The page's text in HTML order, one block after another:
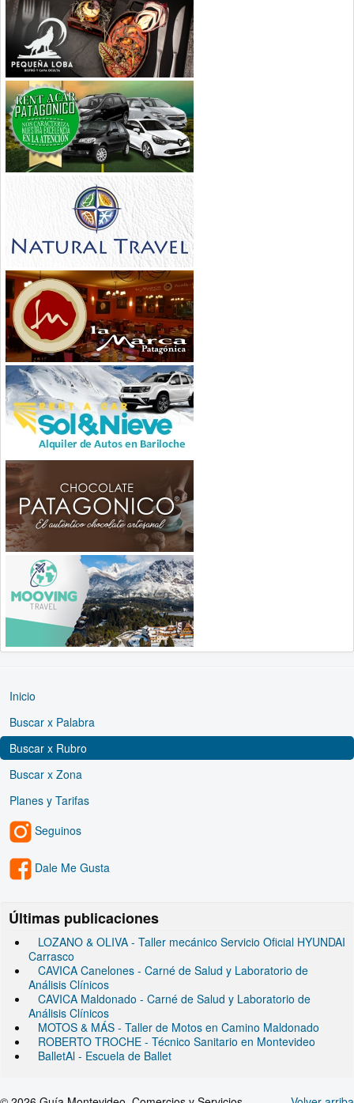
Inicio
Buscar x Palabra
Buscar x Rubro
Buscar x Zona
Planes y Tarifas
Seguinos
Dale Me Gusta
Últimas publicaciones
LOZANO & OLIVA - Taller mecánico Servicio Oficial HYUNDAI
Carrasco
CAVICA Canelones - Carné de Salud y Laboratorio de
Análisis Clínicos
CAVICA Maldonado - Carné de Salud y Laboratorio de
Análisis Clínicos
MOTOS & MÁS - Taller de Motos en Camino Maldonado
ROBERTO TROCHE - Técnico Sanitario en Montevideo
BalletAl - Escuela de Ballet